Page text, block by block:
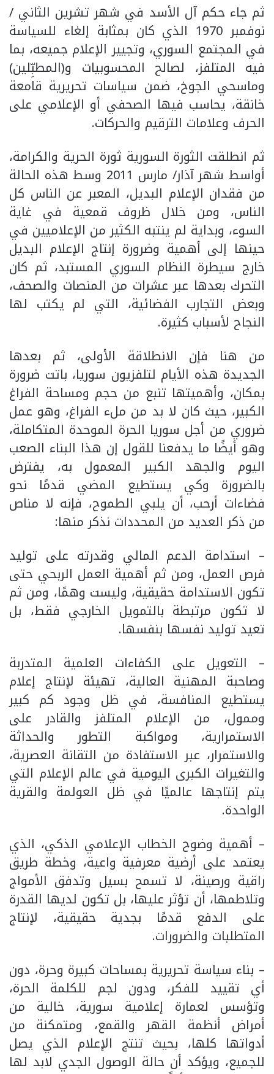
ثم جاء حكم آل الأسد في شهر تشرين الثاني /
نوفمبر 1970 الذي كان بمثابة إلغاء للسياسة
في المجتمع السوري، وتجيير الإعلام جميعه، بما
فيه المتلفز، لصالح المحسوبيات و(المطبِّلين)
وماسحي الجوخ، ضمن سياسات تحريرية قامعة
خانقة، يحاسب فيها الصحفي أو الإعلامي على
الحرف وعلامات الترقيم والحركات.
ثم انطلقت الثورة السورية ثورة الحرية والكرامة،
أواسط شهر آذار/ مارس 2011 وسط هذه الحالة
من فقدان الإعلام البديل، المعبر عن الناس كل
الناس، ومن خلال ظروف قمعية في غاية
السوء، وبداية لم ينتبه الكثير من الإعلاميين في
حينها إلى أهمية وضرورة إنتاج الإعلام البديل
خارج سيطرة النظام السوري المستبد، ثم كان
التحرك بعدها عبر عشرات من المنصات والصحف،
وبعض التجارب الفضائية، التي لم يكتب لها
النجاح لأسباب كثيرة.
من هنا فإن الانطلاقة الأولى، ثم بعدها
الجديدة هذه الأيام لتلفزيون سوريا، باتت ضرورة
بمكان، وأهميتها تنبع من حجم ومساحة الفراغ
الكبير، حيث كان لا بد من ملء الفراغ، وهو عمل
ضروري من أجل سوريا الحرة الموحدة المتكاملة،
وهو أيضًا ما يدفعنا للقول إن هذا البناء الصعب
اليوم والجهد الكبير المعمول به، يفترض
بالضرورة وكي يستطيع المضي قدمًا نحو
فضاءات أرحب، أن يلبي الطموح، فإنه لا مناص
من ذكر العديد من المحددات نذكر منها:
– استدامة الدعم المالي وقدرته على توليد
فرص العمل، ومن ثم أهمية العمل الربحي حتى
تكون الاستدامة حقيقية، وليست وهمًا، ومن ثم
لا تكون مرتبطة بالتمويل الخارجي فقط، بل
تعيد توليد نفسها بنفسها.
– التعويل على الكفاءات العلمية المتدربة
وصاحبة المهنية العالية، تهيئة لإنتاج إعلام
يستطيع المنافسة، في ظل وجود كم كبير
وممول، من الإعلام المتلفز والقادر على
الاستمرارية، ومواكبة التطور والحداثة
والاستمرار، عبر الاستفادة من التقانة العصرية،
والتغيرات الكبرى اليومية في عالم الإعلام التي
يتم إنتاجها عالميًا في ظل العولمة والقرية
الواحدة.
– أهمية وضوح الخطاب الإعلامي الذكي، الذي
يعتمد على أرضية معرفية واعية، وخطة طريق
راقية ورصينة، لا تسمح بسيل وتدفق الأمواج
وتلاطمها، أن تؤثر عليها، بل تكون لديها القدرة
على الدفع قدمًا بجدية حقيقية، لإنتاج
المتطلبات والضرورات.
– بناء سياسة تحريرية بمساحات كبيرة وحرة، دون
أي تقييد للفكر، ودون لجم للكلمة الحرة،
وتؤسس لعمارة إعلامية سورية، خالية من
أمراض أنظمة القهر والقمع، ومتمكنة من
أدواتها كلها، بحيث تنتج الإعلام الذي يصل
للجميع، ويؤكد أن حالة الوصول الجدي لابد لها